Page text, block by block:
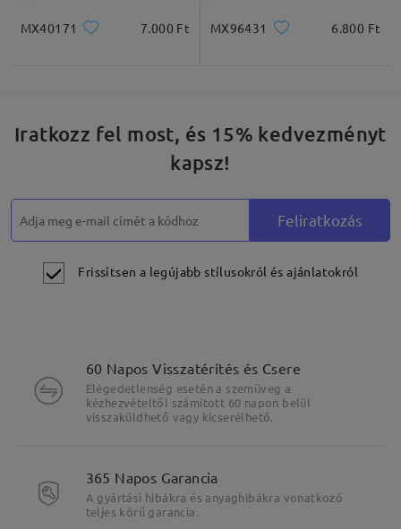
MX40171 7.000 Ft MX96431 6.800 Ft
Iratkozz fel most, és 15% kedvezményt
kapsz!
Feliratkozás
Frissítsen a legújabb stílusokról és ajánlatokról
60 Napos Visszatérítés és Csere
Elégedetlenség esetén a szemüveg a
kézhezvételtől számított 60 napon belül
visszaküldhető vagy kicserélhető.
365 Napos Garancia
A gyártási hibákra és anyaghibákra vonatkozó
teljes körű garancia.